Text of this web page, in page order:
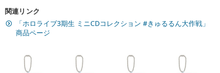
関連リンク
「ホロライブ3期生 ミニCDコレクション #きゅるるん大作戦」
商品ページ